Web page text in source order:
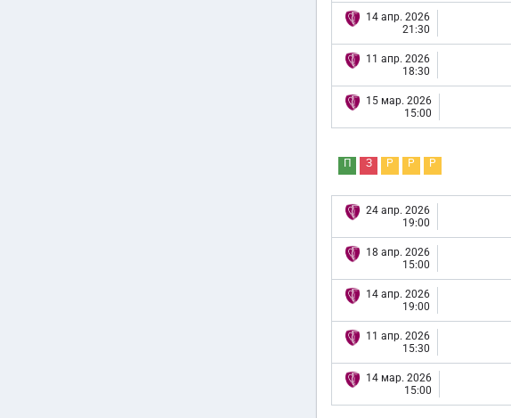
14 апр. 2026
21:30
11 апр. 2026
18:30
15 мар. 2026
15:00
П З Р Р Р
24 апр. 2026
19:00
18 апр. 2026
15:00
14 апр. 2026
19:00
11 апр. 2026
15:30
14 мар. 2026
15:00